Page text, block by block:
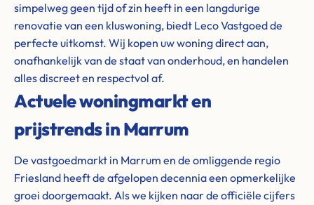
simpelweg geen tijd of zin heeft in een langdurige
renovatie van een kluswoning, biedt Leco Vastgoed de
perfecte uitkomst. Wij kopen uw woning direct aan,
onafhankelijk van de staat van onderhoud, en handelen
alles discreet en respectvol af.
Actuele woningmarkt en
prijstrends in Marrum
De vastgoedmarkt in Marrum en de omliggende regio
Friesland heeft de afgelopen decennia een opmerkelijke
groei doorgemaakt. Als we kijken naar de officiële cijfers